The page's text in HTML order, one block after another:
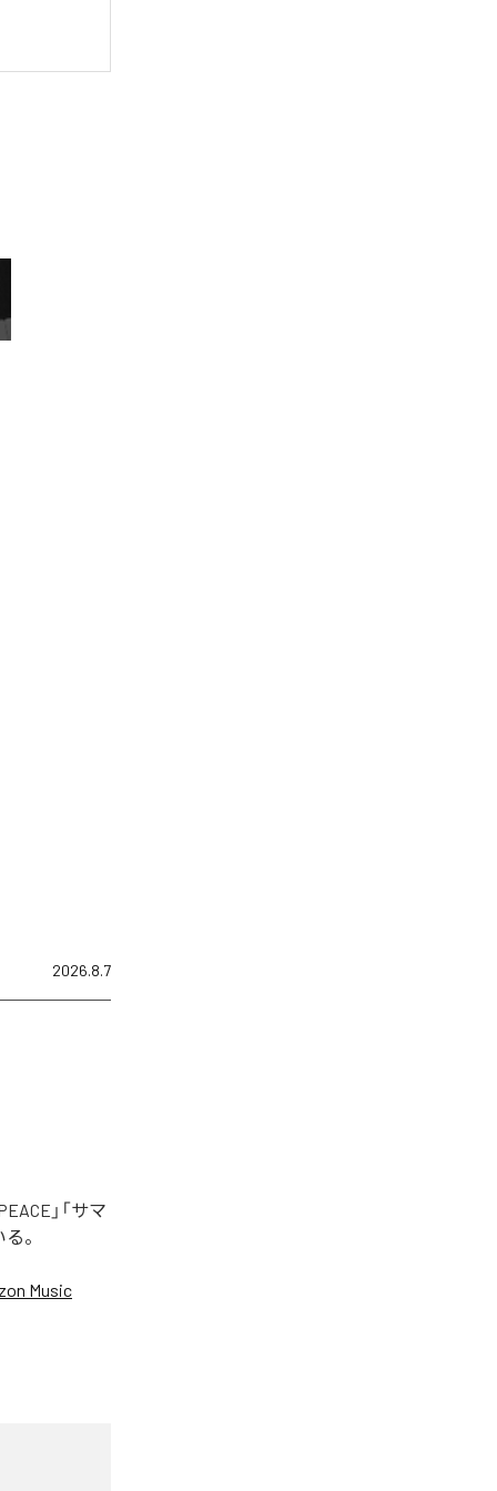
2026.8.7
」「サマ
。
Music